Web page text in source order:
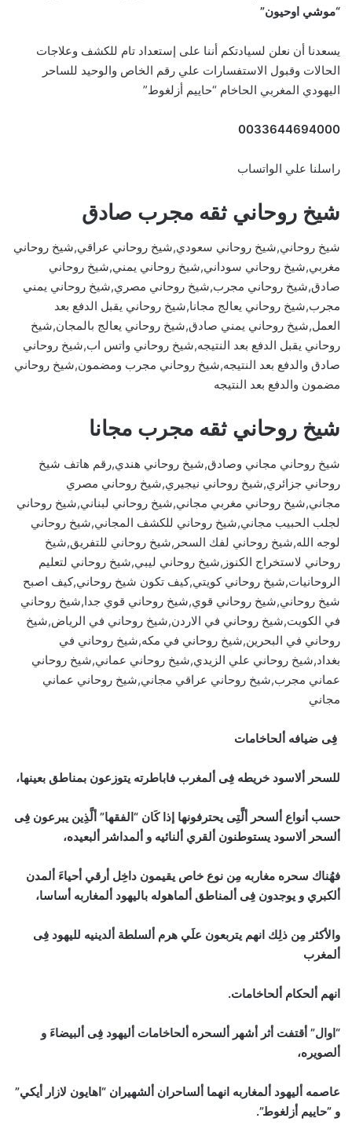
“موشي اوحيون”
يسعدنا أن نعلن لسيادتكم أننا على إستعداد تام للكشف وعلاجات
الحالات وقبول الاستفسارات علي رقم الخاص والوحيد للساحر
اليهودي المغربي الحاخام “حاييم أزلغوط”
0033644694000
راسلنا علي الواتساب
شيخ روحاني ثقه مجرب صادق
شيخ روحاني,شيخ روحاني سعودي,شيخ روحاني عراقي,شيخ روحاني
مغربي,شيخ روحاني سوداني,شيخ روحاني يمني,شيخ روحاني
صادق,شيخ روحاني مجرب,شيخ روحاني مصري,شيخ روحاني يمني
مجرب,شيخ روحاني يعالج مجانا,شيخ روحاني يقبل الدفع بعد
العمل,شيخ روحاني يمني صادق,شيخ روحاني يعالج بالمجان,شيخ
روحاني يقبل الدفع بعد النتيجه,شيخ روحاني واتس اب,شيخ روحاني
صادق والدفع بعد النتيجه,شيخ روحاني مجرب ومضمون,شيخ روحاني
مضمون والدفع بعد النتيجه
شيخ روحاني ثقه مجرب مجانا
شيخ روحاني مجاني وصادق,شيخ روحاني هندي,رقم هاتف شيخ
روحاني جزائري,شيخ روحاني نيجيري,شيخ روحاني مصري
مجاني,شيخ روحاني مغربي مجاني,شيخ روحاني لبناني,شيخ روحاني
لجلب الحبيب مجاني,شيخ روحاني للكشف المجاني,شيخ روحاني
لوجه الله,شيخ روحاني لفك السحر,شيخ روحاني للتفريق,شيخ
روحاني لاستخراج الكنوز,شيخ روحاني ليبي,شيخ روحاني لتعليم
الروحانيات,شيخ روحاني كويتي,كيف تكون شيخ روحاني,كيف اصبح
شيخ روحاني,شيخ روحاني قوي,شيخ روحاني قوي جدا,شيخ روحاني
في الكويت,شيخ روحاني في الاردن,شيخ روحاني في الرياض,شيخ
روحاني في البحرين,شيخ روحاني في مكه,شيخ روحاني في
بغداد,شيخ روحاني علي الزيدي,شيخ روحاني عماني,شيخ روحاني
عماني مجرب,شيخ روحاني عراقي مجاني,شيخ روحاني عماني
مجاني
فِى ضيافه ألحاخامات
للسحر ألاسود خريطه فِى ألمغرب فاباطرته يتوزعون بمناطق بعينها،
حسب أنواع ألسحر ألَّتِى يحترفونها إذا كَان “الفقها” ألَّذِين يبرعون فِى
ألسحر ألاسود يستوطنون ألقري ألنائيه و ألمداشر ألبعيده،
فهُناك سحره مغاربه مِن نوع خاص يقيمون داخِل أرقي أحياءَ ألمدن
ألكبري و يوجدون فِى ألمناطق ألماهوله باليهود ألمغاربه أساسا،
والأكثر مِن ذلِك انهم يتربعون علَي هرم ألسلطة ألدينيه لليهود فِى
ألمغرب
انهم ألحكام ألحاخامات.
“اوال” أقتفت أثر أشهر ألسحره ألحاخامات أليهود فِى ألبيضاءَ و
ألصويره،
عاصمه أليهود ألمغاربه انهما ألساحران ألشهيران “اهايون لازار أيكي”
و ”حاييم أزلغوط”.